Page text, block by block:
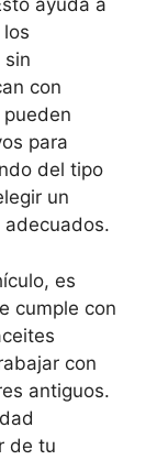
ayuda a
sin
con
para
del tipo
un
es
cumple con
con
antiguos.
de tu